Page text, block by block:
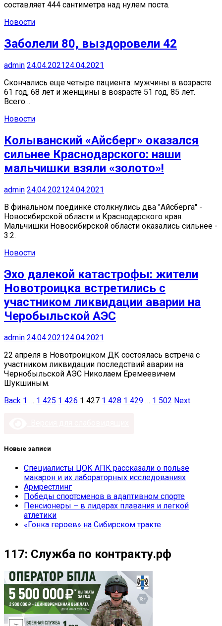
составляет 444 сантиметра над нулем поста.
Новости
Заболели 80, выздоровели 42
admin 24.04.202124.04.2021
Скончались еще четыре пациента: мужчины в возрасте
61 год, 68 лет и женщины в возрасте 51 год, 85 лет.
Всего…
Новости
Колыванский «Айсберг» оказался
сильнее Краснодарского: наши
мальчишки взяли «золото»!
admin 24.04.202124.04.2021
В финальном поединке столкнулись два "Айсберга" -
Новосибирской области и Краснодарского края.
Мальчишки Новосибирской области оказались сильнее -
3:2.
Новости
Эхо далекой катастрофы: жители
Новотроицка встретились с
участником ликвидации аварии на
Черобыльской АЭС
admin 24.04.202124.04.2021
22 апреля в Новотроицком ДК состоялась встреча с
участником ликвидации последствий аварии на
Чернобыльской АЭС Николаем Еремеевичем
Шукшиным.
Пагинация
Back 1 … 1 425 1 426 1 427 1 428 1 429 … 1 502 Next
Новые записи
Специалисты ЦОК АПК рассказали о пользе
макарон и их лабораторных исследованиях
Армрестлинг
Победы спортсменов в адаптивном спорте
Пенсионеры – в лидерах плавания и легкой
атлетики
«Гонка героев» на Сибирском тракте
117: Служба по контракту.рф